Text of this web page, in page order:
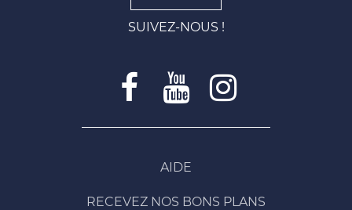
SUIVEZ-NOUS !
AIDE
RECEVEZ NOS BONS PLANS